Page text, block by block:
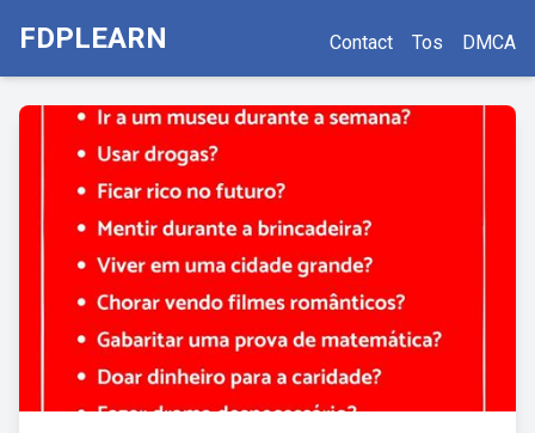
FDPLEARN Contact Tos DMCA